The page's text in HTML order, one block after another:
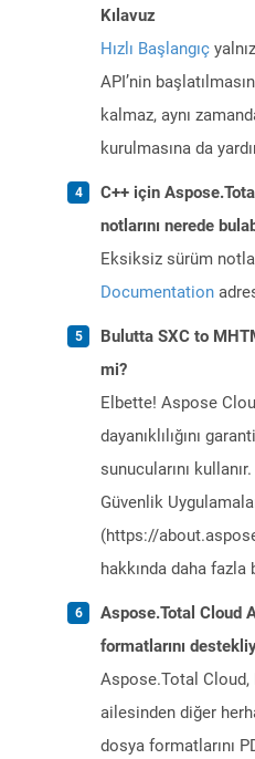
Kılavuz
Hızlı Başlangıç
API’nin
kalmaz, aynı
kurulmasına da
C++ için
notlarını nerede
Eksiksiz sürüm
Documentation
Bulutta SXC to
mi?
Elbette! Aspose
dayanıklılığını
sunucularını
Güvenlik
(https://
hakkında daha fazla
Aspose.Total Cloud
formatlarını
Aspose.Total Cloud,
ailesinden diğer
dosya formatlarını